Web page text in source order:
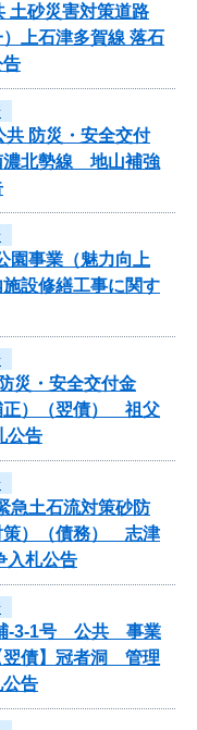
砂災害対策道路
上石津多賀線 落石
告
防災・安全交付
濃北勢線 地山補強
事業（魅力向上
設修繕工事に関す
災・安全交付金
正）（翌債） 祖父
公告
急土石流対策砂防
策）（債務） 志津
入札公告
補-3-1号 公共 事業
翌債】冠者洞 管理
公告